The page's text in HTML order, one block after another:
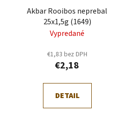
Akbar Rooibos neprebal
25x1,5g (1649)
Vypredané
€1,83 bez DPH
€2,18
DETAIL